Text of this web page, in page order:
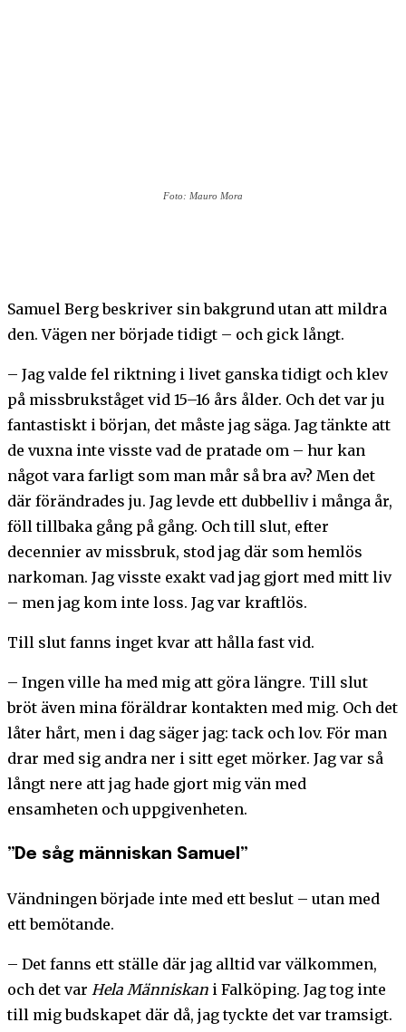
Foto: Mauro Mora
Samuel Berg beskriver sin bakgrund utan att mildra
den. Vägen ner började tidigt – och gick långt.
– Jag valde fel riktning i livet ganska tidigt och klev
på missbrukståget vid 15–16 års ålder. Och det var ju
fantastiskt i början, det måste jag säga. Jag tänkte att
de vuxna inte visste vad de pratade om – hur kan
något vara farligt som man mår så bra av? Men det
där förändrades ju. Jag levde ett dubbelliv i många år,
föll tillbaka gång på gång. Och till slut, efter
decennier av missbruk, stod jag där som hemlös
narkoman. Jag visste exakt vad jag gjort med mitt liv
– men jag kom inte loss. Jag var kraftlös.
Till slut fanns inget kvar att hålla fast vid.
– Ingen ville ha med mig att göra längre. Till slut
bröt även mina föräldrar kontakten med mig. Och det
låter hårt, men i dag säger jag: tack och lov. För man
drar med sig andra ner i sitt eget mörker. Jag var så
långt nere att jag hade gjort mig vän med
ensamheten och uppgivenheten.
”De såg människan Samuel”
Vändningen började inte med ett beslut – utan med
ett bemötande.
– Det fanns ett ställe där jag alltid var välkommen,
och det var Hela Människan i Falköping. Jag tog inte
till mig budskapet där då, jag tyckte det var tramsigt.